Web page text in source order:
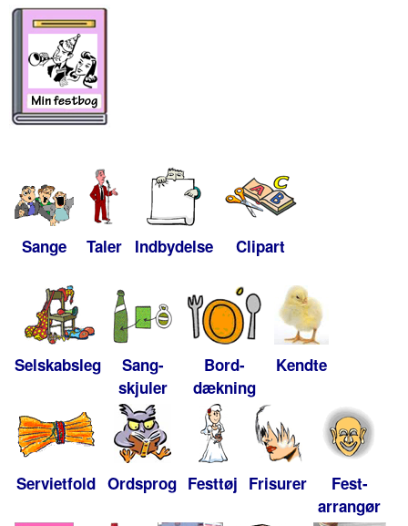
Sange Taler Indbydelse Clipart
Selskabsleg
Sang-
skjuler
Bord-
dækning
Kendte
Servietfold Ordsprog Festtøj Frisurer
Fest-
arrangør